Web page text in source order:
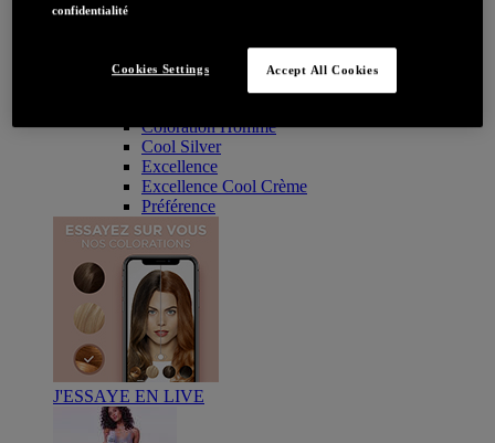
Coloration : Par gamme
Age Perfect
Coloration Homme
Cool Silver
Excellence
Excellence Cool Crème
Préférence
J'ESSAYE EN LIVE
confidentialité
Cookies Settings Accept All Cookies